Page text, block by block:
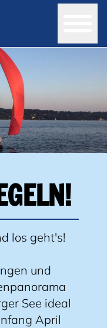
los geht's!
und
See ideal
April